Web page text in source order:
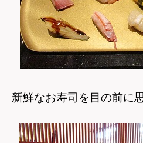
新鮮なお寿司を目の前に